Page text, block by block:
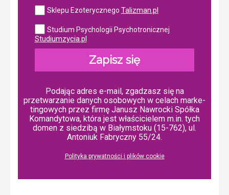
Sklepu Ezoterycznego Talizman.pl
Studium Psychologii Psychotronicznej
Studiumzycia.pl
Zapisz się
Podając adres e-mail, zgadzasz się na
przetwarzanie danych osobowych w ce­lach mar­ke­
tin­go­wych przez firmę Janusz Nawrocki Spółka
Komandytowa, która jest właścicielem m.in. tych
domen z siedzibą w Białymstoku (15-762), ul.
Antoniuk Fabryczny 55/24.
Polityka prywatności i plików cookie